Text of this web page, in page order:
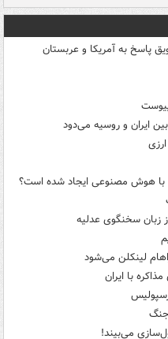
پاسخ به آمریکا و عربستان
ایران و روسیه می‌دود
با هوش مصنوعی ایجاد شده است؟
زبان سخنگوی عدلیه
لینکلن می‌شود
با ایران
جنگ
می‌بیند!